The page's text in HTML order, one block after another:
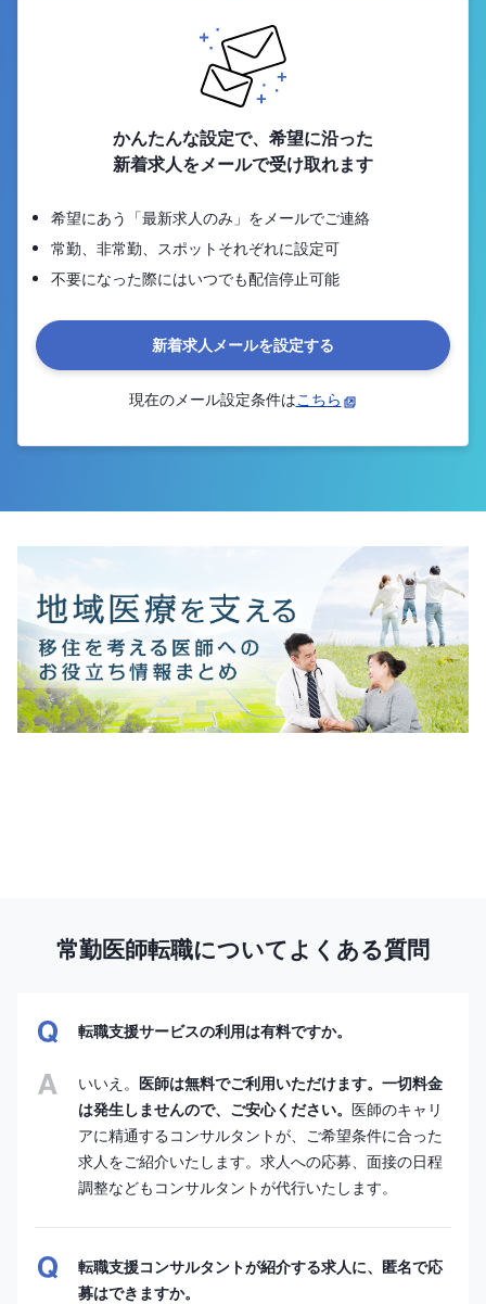
かんたんな設定で、希望に沿った
新着求人をメールで受け取れます
希望にあう「最新求人のみ」をメールでご連絡
常勤、非常勤、スポットそれぞれに設定可
不要になった際にはいつでも配信停止可能
新着求人メールを設定する
現在のメール設定条件はこちら
常勤医師転職についてよくある質問
転職支援サービスの利用は有料ですか。
いいえ。 医師は無料でご利用いただけます。一切料金
は発生しませんので、ご安心ください。 医師のキャリ
アに精通するコンサルタントが、ご希望条件に合った
求人をご紹介いたします。求人への応募、面接の日程
調整などもコンサルタントが代行いたします。
転職支援コンサルタントが紹介する求人に、匿名で応
募はできますか。